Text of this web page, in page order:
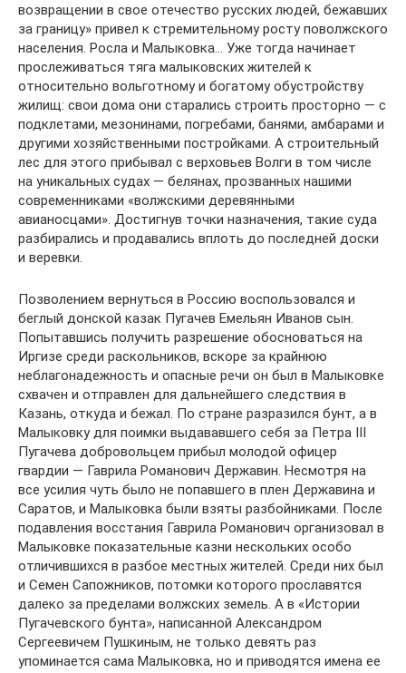
возвращении в свое отечество русских людей, бежавших
за границу» привел к стремительному росту поволжского
населения. Росла и Малыковка… Уже тогда начинает
прослеживаться тяга малыковских жителей к
относительно вольготному и богатому обустройству
жилищ: свои дома они старались строить просторно — с
подклетами, мезонинами, погребами, банями, амбарами и
другими хозяйственными постройками. А строительный
лес для этого прибывал с верховьев Волги в том числе
на уникальных судах — белянах, прозванных нашими
современниками «волжскими деревянными
авианосцами». Достигнув точки назначения, такие суда
разбирались и продавались вплоть до последней доски
и веревки.
Позволением вернуться в Россию воспользовался и
беглый донской казак Пугачев Емельян Иванов сын.
Попытавшись получить разрешение обосноваться на
Иргизе среди раскольников, вскоре за крайнюю
неблагонадежность и опасные речи он был в Малыковке
схвачен и отправлен для дальнейшего следствия в
Казань, откуда и бежал. По стране разразился бунт, а в
Малыковку для поимки выдававшего себя за Петра III
Пугачева добровольцем прибыл молодой офицер
гвардии — Гаврила Романович Державин. Несмотря на
все усилия чуть было не попавшего в плен Державина и
Саратов, и Малыковка были взяты разбойниками. После
подавления восстания Гаврила Романович организовал в
Малыковке показательные казни нескольких особо
отличившихся в разбое местных жителей. Среди них был
и Семен Сапожников, потомки которого прославятся
далеко за пределами волжских земель. А в «Истории
Пугачевского бунта», написанной Александром
Сергеевичем Пушкиным, не только девять раз
упоминается сама Малыковка, но и приводятся имена ее